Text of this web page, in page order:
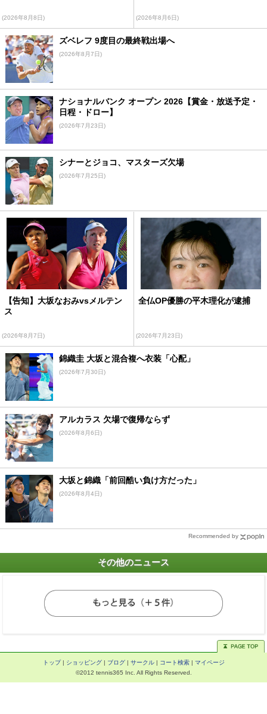
(2026年8月8日) (2026年8月6日)
ズベレフ 9度目の最終戦出場へ
(2026年8月7日)
ナショナルバンク オープン 2026【賞金・放送予定・
日程・ドロー】
(2026年7月23日)
シナーとジョコ、マスターズ欠場
(2026年7月25日)
【告知】大坂なおみvsメルテン
ス
(2026年8月7日)
全仏OP優勝の平木理化が逮捕
(2026年7月23日)
錦織圭 大坂と混合複へ衣装「心配」
(2026年7月30日)
アルカラス 欠場で復帰ならず
(2026年8月6日)
大坂と錦織「前回酷い負け方だった」
(2026年8月4日)
Recommended by
その他のニュース
トップ| ショッピング| ブログ| サークル| コート検索| マイページ
©2012 tennis365 Inc. All Rights Reserved.